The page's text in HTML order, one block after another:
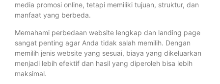
media promosi online, tetapi memiliki tujuan, struktur, dan
manfaat yang berbeda.
Memahami perbedaan website lengkap dan landing page
sangat penting agar Anda tidak salah memilih. Dengan
memilih jenis website yang sesuai, biaya yang dikeluarkan
menjadi lebih efektif dan hasil yang diperoleh bisa lebih
maksimal.